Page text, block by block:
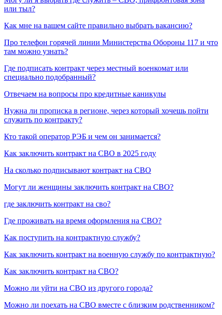
или тыл?
Как мне на вашем сайте правильно выбрать вакансию?
Про телефон горячей линии Министерства Обороны 117 и что
там можно узнать?
Где подписать контракт через местный военкомат или
специально подобранный?
Отвечаем на вопросы про кредитные каникулы
Нужна ли прописка в регионе, через который хочешь пойти
служить по контракту?
Кто такой оператор РЭБ и чем он занимается?
Как заключить контракт на СВО в 2025 году
На сколько подписывают контракт на СВО
Могут ли женщины заключить контракт на СВО?
где заключить контракт на сво?
Где проживать на время оформления на СВО?
Как поступить на контрактную службу?
Как заключить контракт на военную службу по контрактную?
Как заключить контракт на СВО?
Можно ли уйти на СВО из другого города?
Можно ли поехать на СВО вместе с близким родственником?